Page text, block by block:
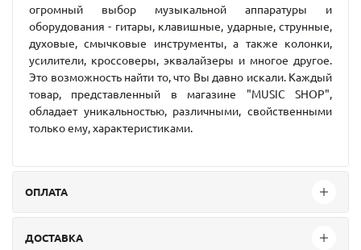
огромный выбор музыкальной аппаратуры и
оборудования - гитары, клавишные, ударные, струнные,
духовые, смычковые инструменты, а также колонки,
усилители, кроссоверы, эквалайзеры и многое другое.
Это возможность найти то, что Вы давно искали. Каждый
товар, представленный в магазине "MUSIC SHOP",
обладает уникальностью, различными, свойственными
только ему, характеристиками.
ОПЛАТА
ДОСТАВКА